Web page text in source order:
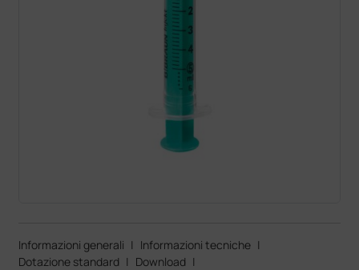
Informazioni generali | Informazioni tecniche |
Dotazione standard | Download |